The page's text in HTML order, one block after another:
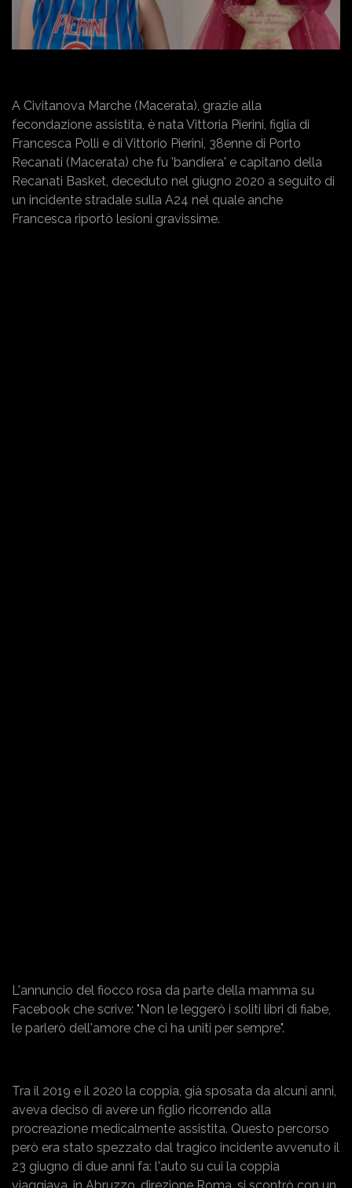
A Civitanova Marche (Macerata), grazie alla
fecondazione assistita, è nata Vittoria Pierini, figlia di
Francesca Polli e di Vittorio Pierini, 38enne di Porto
Recanati (Macerata) che fu 'bandiera' e capitano della
Recanati Basket, deceduto nel giugno 2020 a seguito di
un incidente stradale sulla A24 nel quale anche
Francesca riportò lesioni gravissime.
L'annuncio del fiocco rosa da parte della mamma su
Facebook che scrive: "Non le leggerò i soliti libri di fiabe,
le parlerò dell'amore che ci ha uniti per sempre".
Tra il 2019 e il 2020 la coppia, già sposata da alcuni anni,
aveva deciso di avere un figlio ricorrendo alla
procreazione medicalmente assistita. Questo percorso
però era stato spezzato dal tragico incidente avvenuto il
23 giugno di due anni fa: l'auto su cui la coppia